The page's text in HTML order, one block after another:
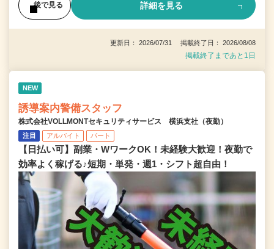
後で見る 詳細を見る
更新日： 2026/07/31 掲載終了日： 2026/08/08
掲載終了まであと1日
NEW
誘導案内警備スタッフ
株式会社VOLLMONTセキュリティサービス 横浜支社（夜勤）
注目 アルバイト パート
【日払い可】副業・WワークOK！未経験大歓迎！夜勤で
効率よく稼げる♪短期・単発・週1・シフト超自由！